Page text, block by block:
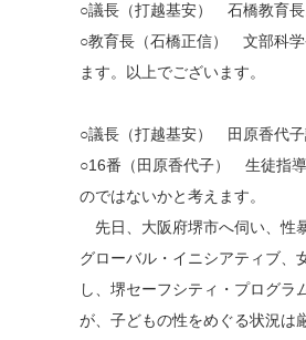
○議長（打越基安） 石橋教育長
○教育長（石橋正信） 文部科学
ます。以上でございます。
○議長（打越基安） 田原香代子
○16番（田原香代子） 生徒指導
のではないかと考えます。
先日、大阪府堺市へ伺い、性
グローバル・イニシアティブ、
し、堺セーフシティ・プログ
が、子どもの性をめぐる状況は